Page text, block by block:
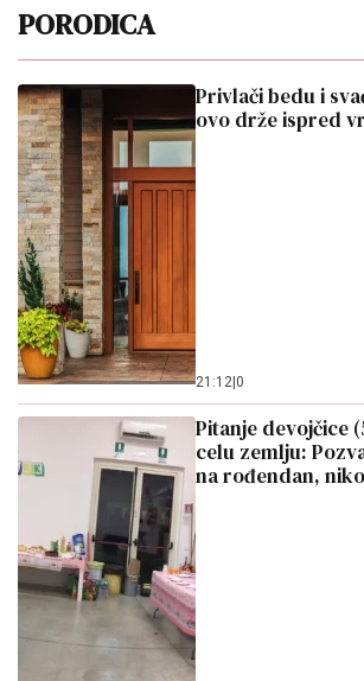
PORODICA
Privlači bedu i
ovo drže ispred
21:12 0
Pitanje devojčice
celu zemlju:
na rođendan,